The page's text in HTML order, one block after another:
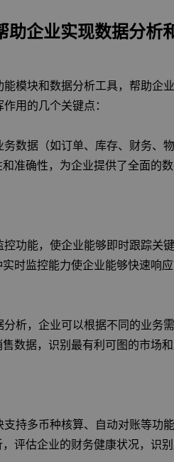
企业实现数据分析
模块和数据分析工具，帮助企
用的几个关键点：
数据（如订单、库存、财务、
准确性，为企业提供了全面的
功能，使企业能够即时跟踪关
时监控能力使企业能够快速响
析，企业可以根据不同的业务
数据，识别最有利可图的市场
持多币种核算、自动对账等功
评估企业的财务健康状况，识